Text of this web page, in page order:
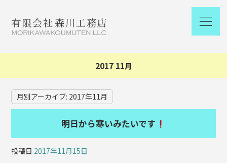
2017 11月
月別アーカイブ: 2017年11月
明日から寒いみたいです
投稿日 2017年11月15日